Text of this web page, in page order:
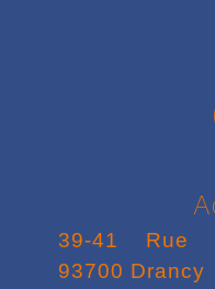
39-41 Rue Marcelin Berthelot,
93700 Drancy